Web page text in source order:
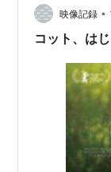
映像記録 •
コット、は